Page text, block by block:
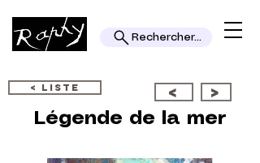
Rechercher...
< LISTE < >
Légende de la mer